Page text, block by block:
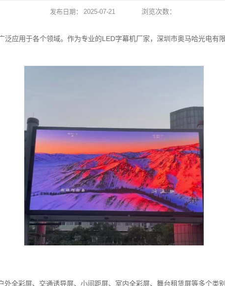
发布日期： 2025-07-21 浏览次数：
泛应用于各个领域。作为专业的LED字幕机厂家，深圳市奥马哈光电有
全彩屏、交通诱导屏、小间距屏、室内全彩屏、舞台租赁屏等多个类